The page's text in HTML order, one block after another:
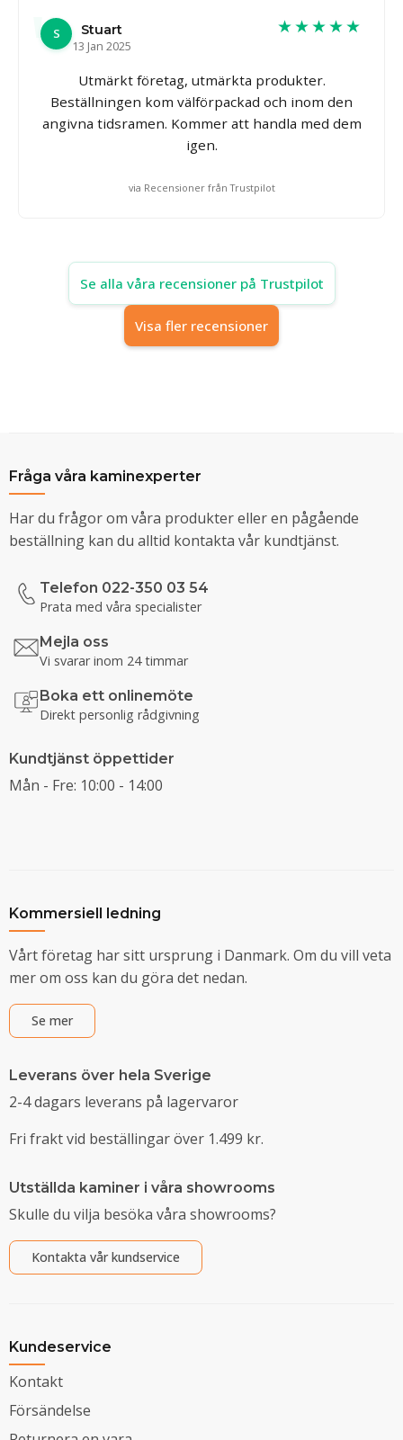
S
Stuart
13 Jan 2025
★★★★★
Utmärkt företag, utmärkta produkter.
Beställningen kom välförpackad och inom den
angivna tidsramen. Kommer att handla med dem
igen.
via Recensioner från Trustpilot
Se alla våra recensioner på Trustpilot
Visa fler recensioner
Fråga våra kaminexperter
Har du frågor om våra produkter eller en pågående
beställning kan du alltid kontakta vår kundtjänst.
Telefon 022-350 03 54
Prata med våra specialister
Mejla oss
Vi svarar inom 24 timmar
Boka ett onlinemöte
Direkt personlig rådgivning
Kundtjänst öppettider
Mån - Fre: 10:00 - 14:00
Kommersiell ledning
Vårt företag har sitt ursprung i Danmark. Om du vill veta
mer om oss kan du göra det nedan.
Se mer
Leverans över hela Sverige
2-4 dagars leverans på lagervaror
Fri frakt vid beställingar över 1.499 kr.
Utställda kaminer i våra showrooms
Skulle du vilja besöka våra showrooms?
Kontakta vår kundservice
Kundeservice
Kontakt
Försändelse